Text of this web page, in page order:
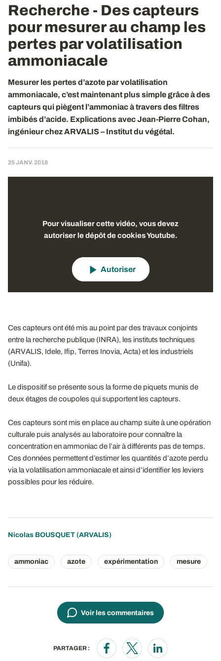
Recherche - Des capteurs
pour mesurer au champ les
pertes par volatilisation
ammoniacale
Mesurer les pertes d’azote par volatilisation
ammoniacale, c’est maintenant plus simple grâce à des
capteurs qui piègent l’ammoniac à travers des filtres
imbibés d’acide. Explications avec Jean-Pierre Cohan,
ingénieur chez ARVALIS – Institut du végétal.
25 JANV. 2018
Pour visualiser cette vidéo, vous devez
autoriser le dépôt de cookies Youtube.
Autoriser
Ces capteurs ont été mis au point par des travaux conjoints
entre la recherche publique (INRA), les instituts techniques
(ARVALIS, Idele, Ifip, Terres Inovia, Acta) et les industriels
(Unifa).
Le dispositif se présente sous la forme de piquets munis de
deux étages de coupoles qui supportent les capteurs.
Ces capteurs sont mis en place au champ suite à une opération
culturale puis analysés au laboratoire pour connaître la
concentration en ammoniac de l’air à différents pas de temps.
Ces données permettent d’estimer les quantités d’azote perdu
via la volatilisation ammoniacale et ainsi d’identifier les leviers
possibles pour les réduire.
Nicolas BOUSQUET (ARVALIS)
ammoniac azote expérimentation mesure
Voir les commentaires
PARTAGER :
Opens in a new window
Opens in a new window
Opens in a new